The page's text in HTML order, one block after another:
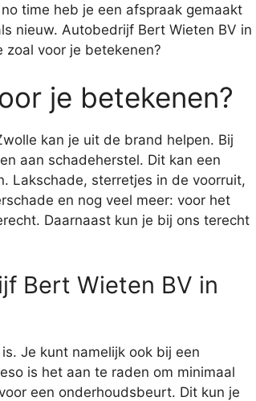
time heb je een afspraak gemaakt
nieuw. Autobedrijf Bert Wieten BV in
zoal voor je betekenen?
je betekenen?
kan je uit de brand helpen. Bij
aan schadeherstel. Dit kan een
Lakschade, sterretjes in de voorruit,
en nog veel meer: voor het
Daarnaast kun je bij ons terecht
Bert Wieten BV in
Je kunt namelijk ook bij een
is het aan te raden om minimaal
een onderhoudsbeurt. Dit kun je